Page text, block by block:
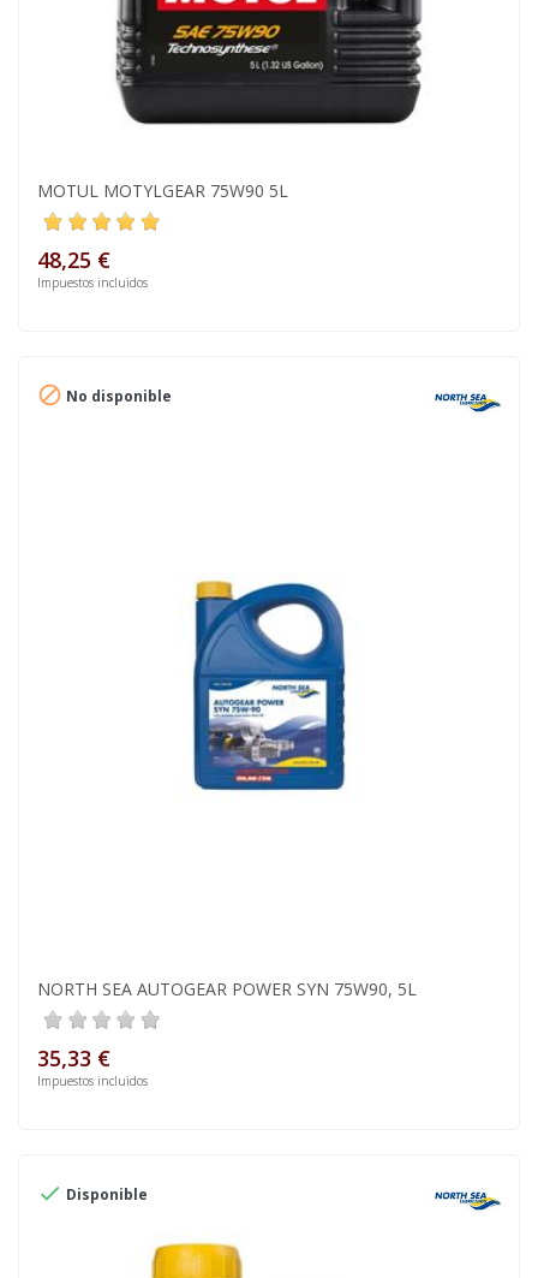
MOTUL MOTYLGEAR 75W90 5L
48,25 €
Impuestos incluidos
 No disponible
NORTH SEA AUTOGEAR POWER SYN 75W90, 5L
35,33 €
Impuestos incluidos
 Disponible